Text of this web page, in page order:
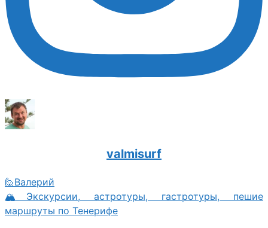
valmisurf
🙋Валерий
🏔Экскурсии, астротуры, гастротуры, пешие
маршруты по Тенерифе